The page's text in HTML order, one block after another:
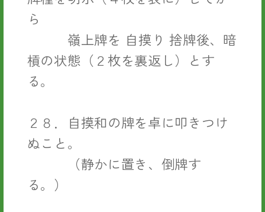
ら
嶺上牌を 自摸り 捨牌後、暗
槓の状態（２枚を裏返し）とす
る。
２８．自摸和の牌を卓に叩きつけ
ぬこと。
（静かに置き、倒牌す
る。）